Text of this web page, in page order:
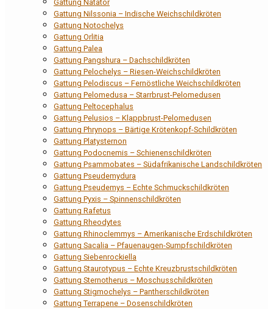
Gattung Natator
Gattung Nilssonia – Indische Weichschildkröten
Gattung Notochelys
Gattung Orlitia
Gattung Palea
Gattung Pangshura – Dachschildkröten
Gattung Pelochelys – Riesen-Weichschildkröten
Gattung Pelodiscus – Fernöstliche Weichschildkröten
Gattung Pelomedusa – Starrbrust-Pelomedusen
Gattung Peltocephalus
Gattung Pelusios – Klappbrust-Pelomedusen
Gattung Phrynops – Bärtige Krötenkopf-Schildkröten
Gattung Platysternon
Gattung Podocnemis – Schienenschildkröten
Gattung Psammobates – Südafrikanische Landschildkröten
Gattung Pseudemydura
Gattung Pseudemys – Echte Schmuckschildkröten
Gattung Pyxis – Spinnenschildkröten
Gattung Rafetus
Gattung Rheodytes
Gattung Rhinoclemmys – Amerikanische Erdschildkröten
Gattung Sacalia – Pfauenaugen-Sumpfschildkröten
Gattung Siebenrockiella
Gattung Staurotypus – Echte Kreuzbrustschildkröten
Gattung Sternotherus – Moschusschildkröten
Gattung Stigmochelys – Pantherschildkröten
Gattung Terrapene – Dosenschildkröten